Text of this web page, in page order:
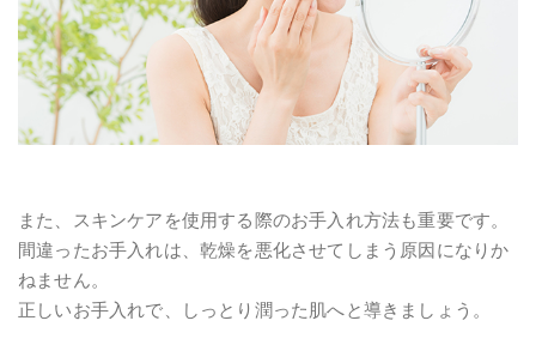
また、スキンケアを使用する際のお手入れ方法も重要です。
間違ったお手入れは、乾燥を悪化させてしまう原因になりか
ねません。
正しいお手入れで、しっとり潤った肌へと導きましょう。